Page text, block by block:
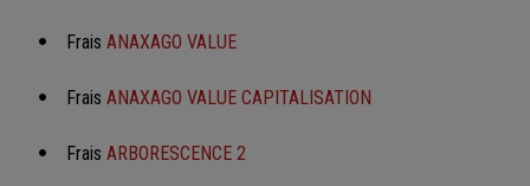
Frais ANAXAGO VALUE
Frais ANAXAGO VALUE CAPITALISATION
Frais ARBORESCENCE 2